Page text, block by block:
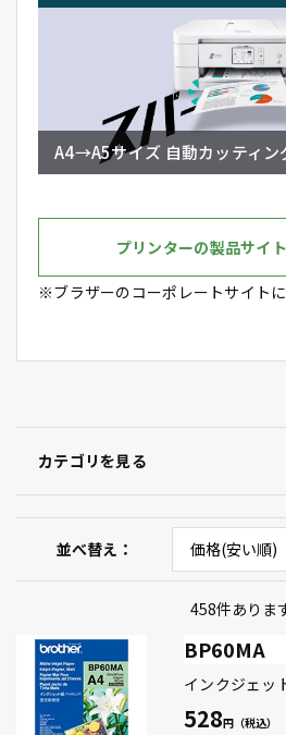
A4→A5サイズ 自動カッティン
プリンターの製品サイ
※ブラザーのコーポレートサイトに
カテゴリを見る
並べ替え
458件ありま
BP60MA
インクジェッ
528